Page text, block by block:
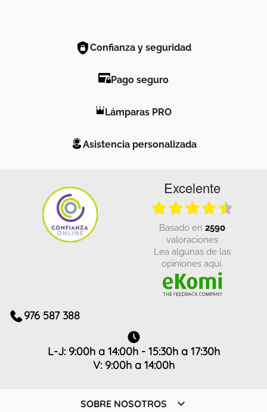
Confianza y seguridad
Pago seguro
Lámparas PRO
Asistencia personalizada
Excelente
basado en 2590
valoraciones
Lea algunas de las
opiniones aquí.
976 587 388
L-J: 9:00h a 14:00h - 15:30h a 17:30h
V: 9:00h a 14:00h
SOBRE NOSOTROS 